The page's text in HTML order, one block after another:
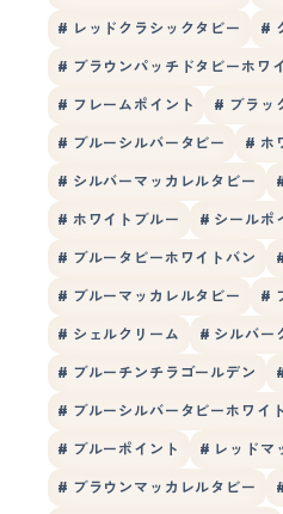
# レッドクラシックタビー #
# ブラウンパッチドタビーホワ
# フレームポイント # ブラッ
# ブルーシルバータビー # ホ
# シルバーマッカレルタビー
# ホワイトブルー # シールポ
# ブルータビーホワイトバン
# ブルーマッカレルタビー #
# シェルクリーム # シルバー
# ブルーチンチラゴールデン
# ブルーシルバータビーホワイト
# ブルーポイント # レッドマ
# ブラウンマッカレルタビー